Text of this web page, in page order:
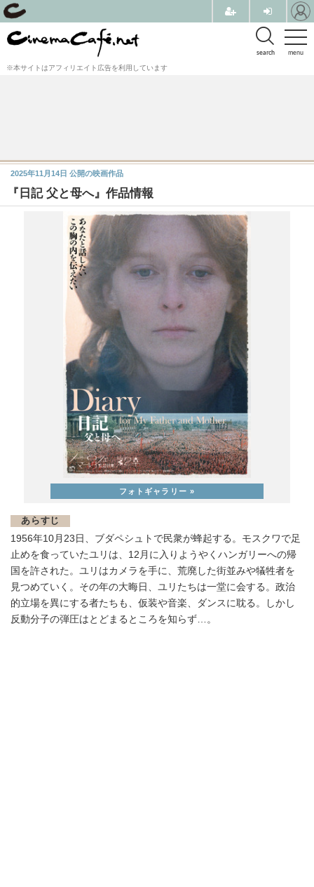
menu
search
※本サイトはアフィリエイト広告を利用しています
『⽇記 ⽗と⺟へ』作品情報
2025年11月14日 公開の映画作品
あらすじ
1956年10⽉23⽇、ブダペシュトで⺠衆が蜂起する。モスクワで⾜
⽌めを⾷っていたユリは、12⽉に⼊りようやくハンガリーへの帰
国を許された。ユリはカメラを⼿に、荒廃した街並みや犠牲者を
⾒つめていく。その年の⼤晦⽇、ユリたちは⼀堂に会する。政治
的⽴場を異にする者たちも、仮装や⾳楽、ダンスに耽る。しかし
反動分⼦の弾圧はとどまるところを知らず…。